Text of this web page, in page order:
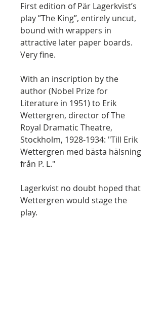
First edition of Pär Lagerkvist’s
play ”The King”, entirely uncut,
bound with wrappers in
attractive later paper boards.
Very fine.
With an inscription by the
author (Nobel Prize for
Literature in 1951) to Erik
Wettergren, director of The
Royal Dramatic Theatre,
Stockholm, 1928-1934: "Till Erik
Wettergren med bästa hälsning
från P. L."
Lagerkvist no doubt hoped that
Wettergren would stage the
play.